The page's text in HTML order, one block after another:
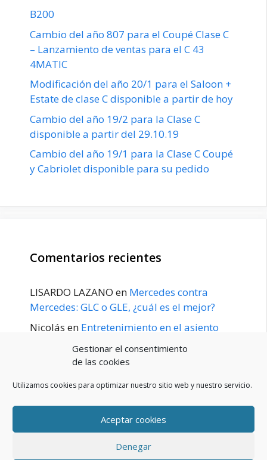
Gestionar el consentimiento
de las cookies
Utilizamos cookies para optimizar nuestro sitio web y nuestro servicio.
Aceptar cookies
Denegar
B200
Cambio del año 807 para el Coupé Clase C
– Lanzamiento de ventas para el C 43
4MATIC
Modificación del año 20/1 para el Saloon +
Estate de clase C disponible a partir de hoy
Cambio del año 19/2 para la Clase C
disponible a partir del 29.10.19
Cambio del año 19/1 para la Clase C Coupé
y Cabriolet disponible para su pedido
Comentarios recientes
LISARDO LAZANO en Mercedes contra
Mercedes: GLC o GLE, ¿cuál es el mejor?
Nicolás en Entretenimiento en el asiento
principios de 2020
POLÍTICA DE PRIVACIDAD
Política de cookies (UE)